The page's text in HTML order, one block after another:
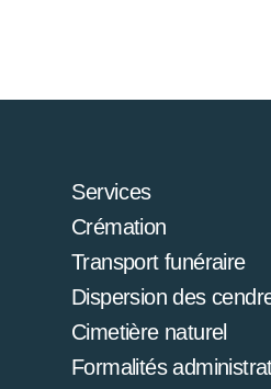
Services
Crémation
Transport funéraire
Dispersion des
Cimetière naturel
Formalités